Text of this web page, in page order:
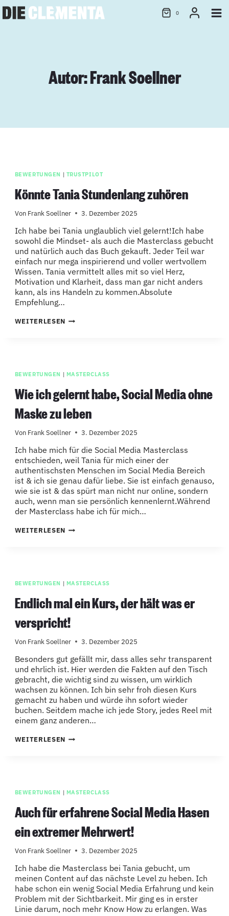
Zum
Inhalt
0
Autor: Frank Soellner
BEWERTUNGEN | TRUSTPILOT
Könnte Tania Stundenlang zuhören
Von Frank Soellner 3. Dezember 2025
Ich habe bei Tania unglaublich viel gelernt!Ich habe
sowohl die Mindset- als auch die Masterclass gebucht
und natürlich auch das Buch gekauft. Jeder Teil war
einfach nur mega inspirierend und voller wertvollem
Wissen. Tania vermittelt alles mit so viel Herz,
Motivation und Klarheit, dass man gar nicht anders
kann, als ins Handeln zu kommen.Absolute
Empfehlung…
WEITERLESENKÖNNTE
TANIA
BEWERTUNGEN | MASTERCLASS
Wie ich gelernt habe, Social Media ohne
Maske zu leben
Von Frank Soellner 3. Dezember 2025
Ich habe mich für die Social Media Masterclass
entschieden, weil Tania für mich einer der
authentischsten Menschen im Social Media Bereich
ist & ich sie genau dafür liebe. Sie ist einfach genauso,
wie sie ist & das spürt man nicht nur online, sondern
auch, wenn man sie persönlich kennenlernt.Während
der Masterclass habe ich für mich…
WEITERLESENWIE
ICH
MASKE
LEBEN
BEWERTUNGEN | MASTERCLASS
Endlich mal ein Kurs, der hält was er
verspricht!
Von Frank Soellner 3. Dezember 2025
Besonders gut gefällt mir, dass alles sehr transparent
und ehrlich ist. Hier werden die Fakten auf den Tisch
gebracht, die wichtig sind zu wissen, um wirklich
wachsen zu können. Ich bin sehr froh diesen Kurs
gemacht zu haben und würde ihn sofort wieder
buchen. Seitdem mache ich jede Story, jedes Reel mit
einem ganz anderen…
WEITERLESENENDLICH
MAL
ER
BEWERTUNGEN | MASTERCLASS
Auch für erfahrene Social Media Hasen
ein extremer Mehrwert!
Von Frank Soellner 3. Dezember 2025
Ich habe die Masterclass bei Tania gebucht, um
meinen Content auf das nächste Level zu heben. Ich
habe schon ein wenig Social Media Erfahrung und kein
Problem mit der Sichtbarkeit. Mir ging es in erster
Linie darum, noch mehr Know How zu erlangen. Was